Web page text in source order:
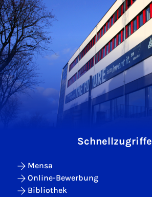
Schnellzugriffe
Mensa
Online-Bewerbung
Bibliothek